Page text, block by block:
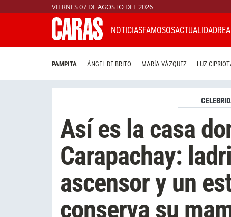
VIERNES 07 DE AGOSTO DEL 2026
NOTICIASFAMOSOSACTUALIDAD
PAMPITA ÁNGEL DE BRITO MARÍA VÁZQUEZ LUZ
Así es la casa
Carapachay:
ascensor y un
conserva su